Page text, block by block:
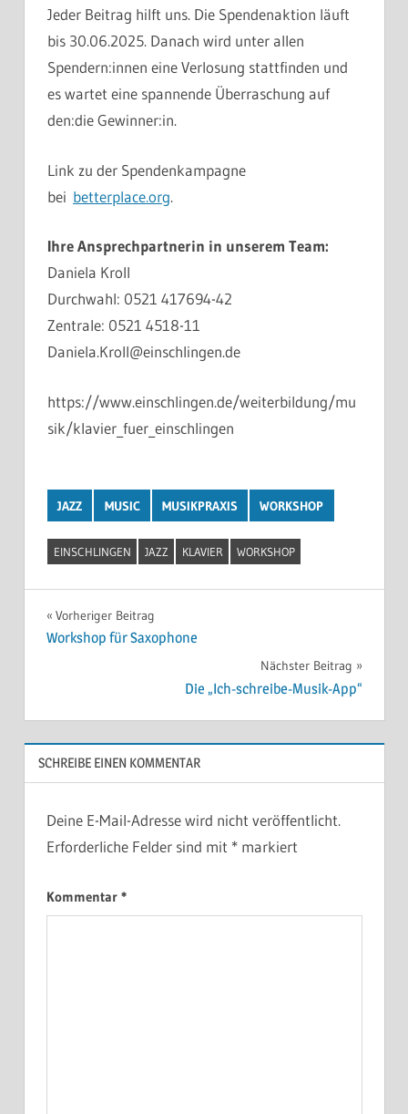
Jeder Beitrag hilft uns. Die Spendenaktion läuft
bis 30.06.2025. Danach wird unter allen
Spendern:innen eine Verlosung stattfinden und
es wartet eine spannende Überraschung auf
den:die Gewinner:in.
Link zu der Spendenkampagne
bei betterplace.org.
Ihre Ansprechpartnerin in unserem Team:
Daniela Kroll
Durchwahl: 0521 417694-42
Zentrale: 0521 4518-11
Daniela.Kroll@einschlingen.de
https://www.einschlingen.de/weiterbildung/mu
sik/klavier_fuer_einschlingen
JAZZ MUSIC MUSIKPRAXIS WORKSHOP
EINSCHLINGEN JAZZ KLAVIER WORKSHOP
Vorheriger Beitrag
Workshop für Saxophone
Nächster Beitrag
Die „Ich-schreibe-Musik-App“
SCHREIBE EINEN KOMMENTAR
Deine E-Mail-Adresse wird nicht veröffentlicht.
Erforderliche Felder sind mit *markiert
Kommentar *